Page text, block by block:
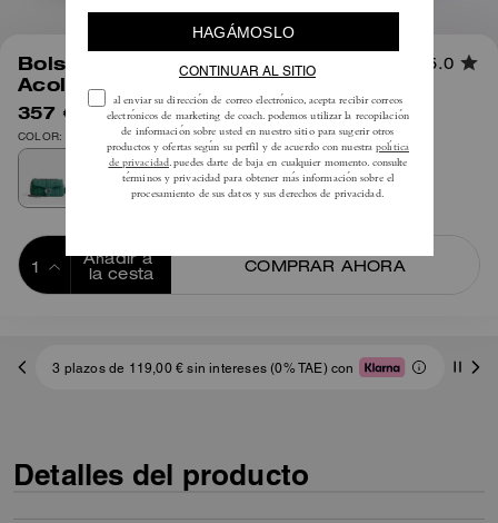
Bolso Bandolera Tabby 26 Con
Acolchado
5.0
357 € 595 €
COLOR: Lh/Hiedra
Añadir a
la cesta
COMPRAR AHORA
3 plazos de 119,00 € sin intereses (0% TAE) con
Detalles del producto